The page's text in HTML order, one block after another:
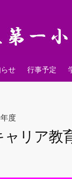
せ 行事予定
度
リア教